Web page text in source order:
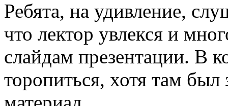
Ребята, на удивление,
что лектор увлекся и
слайдам презентации. В
торопиться, хотя там